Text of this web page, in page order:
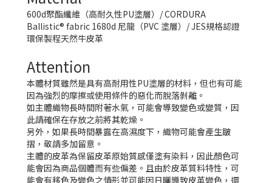
600d聚酯纖維（高耐久性PU塗層）/ CORDURA
Ballistic® fabric 1680d 尼龍（PVC 塗層）/ JES規格認證
環保製程天然牛皮革
Attention
本體材質雖然是具有高耐用性PU塗層的材料，但也有可能
因為強烈的摩擦或使用條件的惡化而脫落剝離。
如主體織物長時間附著水氣，可能會導致變色或變質，因
此請確保在存放之前將其乾燥。
另外，如果長時間暴露在高濕度下，織物可能會產生皺
摺，敬請多加留意。
主體的皮革為保留皮革原始質感僅塗有染料，因此顏色可
能會因為商品個體而有些偏差。且由於皮革質料特性，可
能會有移色及變色之情形並可能因日曬導致皮革變色，還